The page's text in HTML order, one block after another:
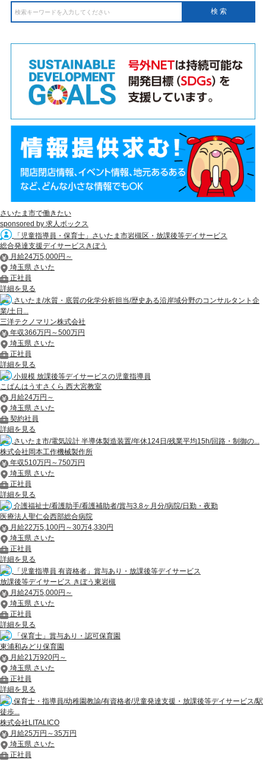
さいたま市で働きたい
sponsored by 求人ボックス
「児童指導員・保育士」さいたま市岩槻区・放課後等デイサービス
総合発達支援デイサービスきぼう
月給24万5,000円～
埼玉県 さいた
正社員
詳細を見る
さいたま/水質・底質の化学分析担当/歴史ある沿岸域分野のコンサルタント企
業/土日...
三洋テクノマリン株式会社
年収366万円～500万円
埼玉県 さいた
正社員
詳細を見る
小規模 放課後等デイサービスの児童指導員
こぱんはうすさくら 西大宮教室
月給24万円～
埼玉県 さいた
契約社員
詳細を見る
さいたま市/電気設計 半導体製造装置/年休124日/残業平均15h/回路・制御の...
株式会社岡本工作機械製作所
年収510万円～750万円
埼玉県 さいた
正社員
詳細を見る
介護福祉士/看護助手/看護補助者/賞与3.8ヶ月分/病院/日勤・夜勤
医療法人聖仁会西部総合病院
月給22万5,100円～30万4,330円
埼玉県 さいた
正社員
詳細を見る
「児童指導員 有資格者」賞与あり・放課後等デイサービス
放課後等デイサービス きぼう東岩槻
月給24万5,000円～
埼玉県 さいた
正社員
詳細を見る
「保育士」賞与あり・認可保育園
東浦和みどり保育園
月給21万920円～
埼玉県 さいた
正社員
詳細を見る
保育士・指導員/幼稚園教諭/有資格者/児童発達支援・放課後等デイサービス/駅
徒歩...
株式会社LITALICO
月給25万円～35万円
埼玉県 さいた
正社員